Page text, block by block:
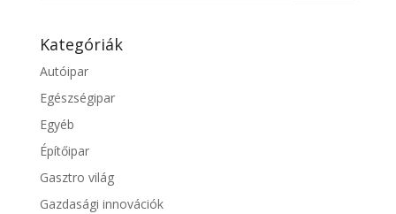
Kategóriák
Autóipar
Egészségipar
Egyéb
Építőipar
Gasztro világ
Gazdasági innovációk